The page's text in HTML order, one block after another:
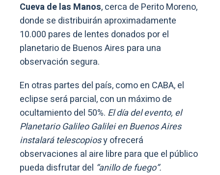
Cueva de las Manos, cerca de Perito Moreno,
donde se distribuirán aproximadamente
10.000 pares de lentes donados por el
planetario de Buenos Aires para una
observación segura.
En otras partes del país, como en CABA, el
eclipse será parcial, con un máximo de
ocultamiento del 50%. El día del evento, el
Planetario Galileo Galilei en Buenos Aires
instalará telescopiosy ofrecerá
observaciones al aire libre para que el público
pueda disfrutar del “anillo de fuego”.